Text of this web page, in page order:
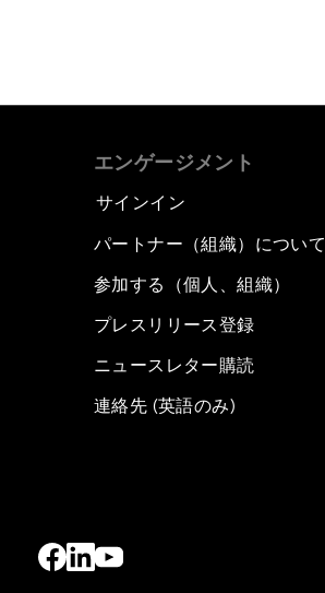
エンゲージメント
サインイン
パートナー（組織）について
参加する（個人、組織）
プレスリリース登録
ニュースレター購読
連絡先 (英語のみ)